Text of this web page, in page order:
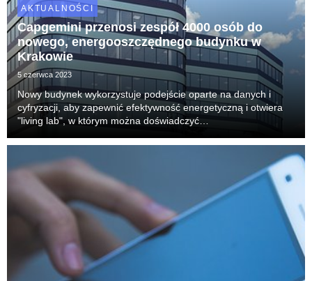
AKTUALNOŚCI
Capgemini przenosi zespół 4000 osób do
nowego, energooszczędnego budynku w
Krakowie
5 czerwca 2023
Nowy budynek wykorzystuje podejście oparte na danych i
cyfryzacji, aby zapewnić efektywność energetyczną i otwiera
"living lab", w którym można doświadczyć